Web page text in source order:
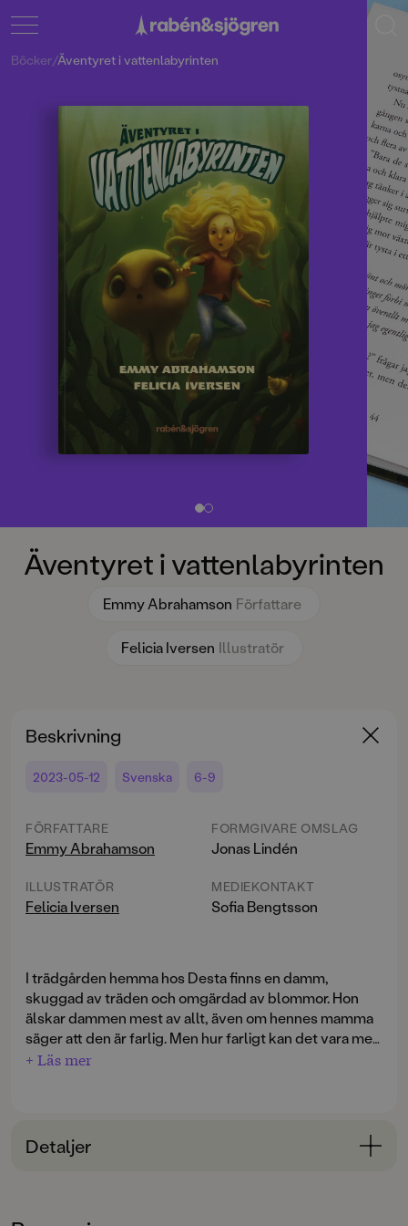
Äventyret i vattenlabyrinten
Emmy Abrahamson Författare
Felicia Iversen Illustratör
Böcker/Äventyret i vattenlabyrinten
Beskrivning
2023-05-12 Svenska 6-9
FÖRFATTARE
Emmy Abrahamson
ILLUSTRATÖR
Felicia Iversen
FORMGIVARE OMSLAG
Jonas Lindén
MEDIEKONTAKT
Sofia Bengtsson
I trädgården hemma hos Desta finns en damm,
skuggad av träden och omgärdad av blommor. Hon
älskar dammen mest av allt, även om hennes mamma
säger att den är farlig. Men hur farligt kan det vara med
lite vatten?
hon. Enda sättet att komma därifrån är genom en mörk
+ Läs mer
Detaljer